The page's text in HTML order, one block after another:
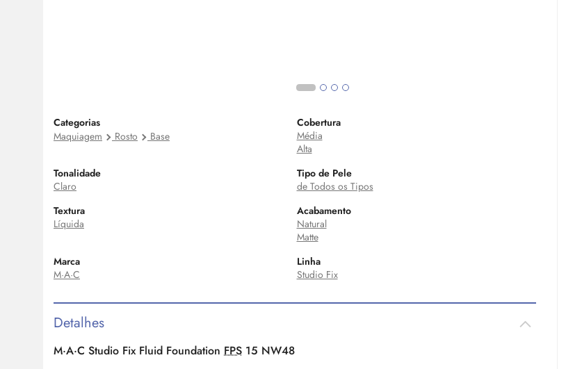
Categorias
Maquiagem
Rosto Base
Cobertura
Média
Alta
Tonalidade
Claro
Tipo de Pele
de Todos os Tipos
Textura
Líquida
Acabamento
Natural
Matte
Marca
M·A·C
Linha
Studio Fix
Detalhes
M·A·C Studio Fix Fluid Foundation FPS 15 NW48